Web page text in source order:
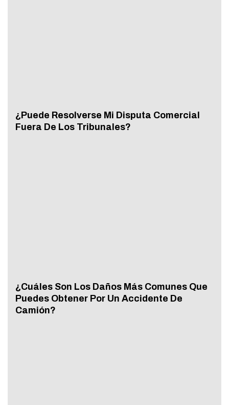
¿Puede Resolverse Mi Disputa Comercial
Fuera De Los Tribunales?
¿Cuáles Son Los Daños Más Comunes Que
Puedes Obtener Por Un Accidente De
Camión?